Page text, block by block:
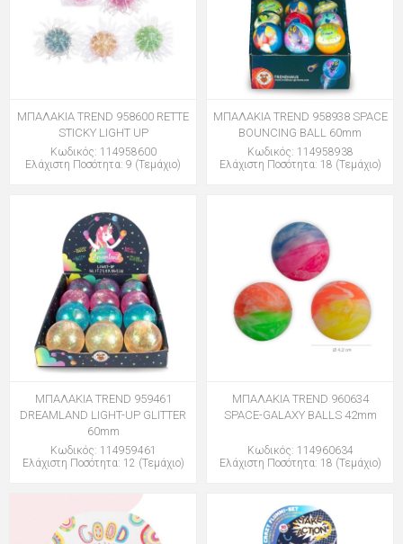
ΜΠΑΛΑΚΙΑ TREND 958600 RETTE
STICKY LIGHT UP
Κωδικός: 114958600
Ελάχιστη Ποσότητα: 9 (Τεμάχιο)
ΜΠΑΛΑΚΙΑ TREND 958938 SPACE
BOUNCING BALL 60mm
Κωδικός: 114958938
Ελάχιστη Ποσότητα: 18 (Τεμάχιο)
ΜΠΑΛΑΚΙΑ TREND 959461
DREAMLAND LIGHT-UP GLITTER
60mm
Κωδικός: 114959461
Ελάχιστη Ποσότητα: 12 (Τεμάχιο)
ΜΠΑΛΑΚΙΑ TREND 960634
SPACE-GALAXY BALLS 42mm
Κωδικός: 114960634
Ελάχιστη Ποσότητα: 18 (Τεμάχιο)